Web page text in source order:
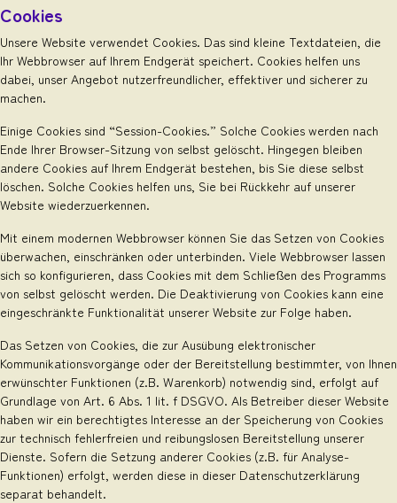
Cookies
Unsere Website verwendet Cookies. Das sind kleine Textdateien, die
Ihr Webbrowser auf Ihrem Endgerät speichert. Cookies helfen uns
dabei, unser Angebot nutzerfreundlicher, effektiver und sicherer zu
machen.
Einige Cookies sind “Session-Cookies.” Solche Cookies werden nach
Ende Ihrer Browser-Sitzung von selbst gelöscht. Hingegen bleiben
andere Cookies auf Ihrem Endgerät bestehen, bis Sie diese selbst
löschen. Solche Cookies helfen uns, Sie bei Rückkehr auf unserer
Website wiederzuerkennen.
Mit einem modernen Webbrowser können Sie das Setzen von Cookies
überwachen, einschränken oder unterbinden. Viele Webbrowser lassen
sich so konfigurieren, dass Cookies mit dem Schließen des Programms
von selbst gelöscht werden. Die Deaktivierung von Cookies kann eine
eingeschränkte Funktionalität unserer Website zur Folge haben.
Das Setzen von Cookies, die zur Ausübung elektronischer
Kommunikationsvorgänge oder der Bereitstellung bestimmter, von Ihnen
erwünschter Funktionen (z.B. Warenkorb) notwendig sind, erfolgt auf
Grundlage von Art. 6 Abs. 1 lit. f DSGVO. Als Betreiber dieser Website
haben wir ein berechtigtes Interesse an der Speicherung von Cookies
zur technisch fehlerfreien und reibungslosen Bereitstellung unserer
Dienste. Sofern die Setzung anderer Cookies (z.B. für Analyse-
Funktionen) erfolgt, werden diese in dieser Datenschutzerklärung
separat behandelt.